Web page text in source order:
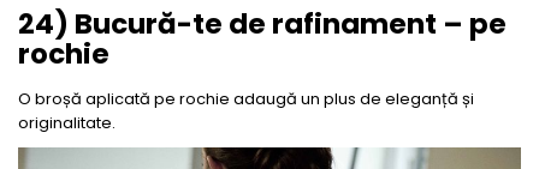
24) Bucură-te de rafinament – pe
rochie
O broșă aplicată pe rochie adaugă un plus de eleganță și
originalitate.